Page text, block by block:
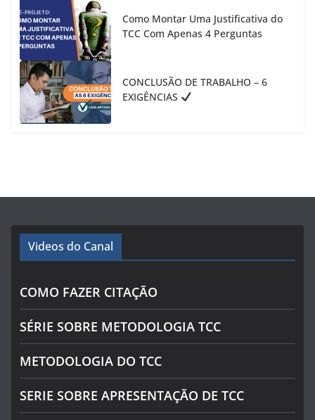
Como Montar Uma Justificativa do
TCC Com Apenas 4 Perguntas
CONCLUSÃO DE TRABALHO – 6
EXIGÊNCIAS
Videos do Canal
COMO FAZER CITAÇÃO
SÉRIE SOBRE METODOLOGIA TCC
METODOLOGIA DO TCC
SERIE SOBRE APRESENTAÇÃO DE TCC